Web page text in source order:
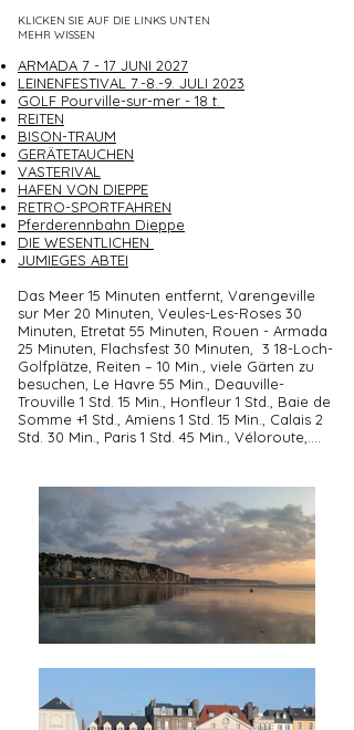
KLICKEN SIE AUF DIE LINKS UNTEN
MEHR WISSEN
ARMADA 7 - 17 JUNI 2027
LEINENFESTIVAL 7.-8.-9. JULI 2023
GOLF Pourville-sur-mer - 18 t.
REITEN
BISON-TRAUM
GERÄTETAUCHEN
VASTERIVAL
HAFEN VON DIEPPE
RETRO-SPORTFAHREN
Pferderennbahn Dieppe
DIE WESENTLICHEN
JUMIEGES ABTEI
Das Meer 15 Minuten entfernt, Varengeville
sur Mer 20 Minuten, Veules-Les-Roses 30
Minuten, Etretat 55 Minuten, Rouen - Armada
25 Minuten, Flachsfest 30 Minuten, 3 18-Loch-
Golfplätze, Reiten – 10 Min., viele Gärten zu
besuchen, Le Havre 55 Min., Deauville-
Trouville 1 Std. 15 Min., Honfleur 1 Std., Baie de
Somme +1 Std., Amiens 1 Std. 15 Min., Calais 2
Std. 30 Min., Paris 1 Std. 45 Min., Véloroute,....